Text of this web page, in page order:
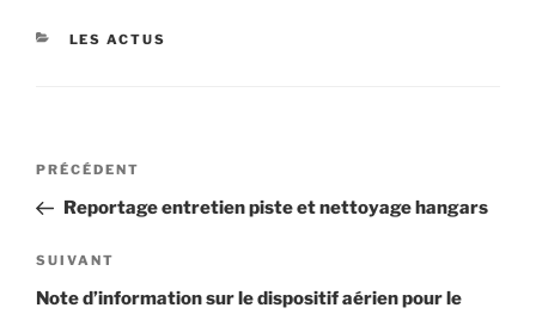
CATÉGORIES
LES ACTUS
Navigation
l’article
Article
précédent
PRÉCÉDENT
Reportage entretien piste et nettoyage hangars
Article
suivant
SUIVANT
Note d’information sur le dispositif aérien pour le